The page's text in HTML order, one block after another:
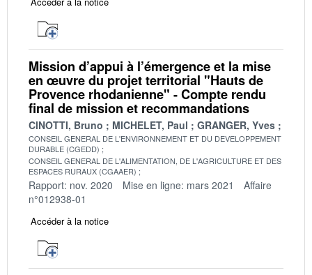
Mission d’appui à l’émergence et la mise
en œuvre du projet territorial "Hauts de
Provence rhodanienne" - Compte rendu
final de mission et recommandations
CINOTTI, Bruno MICHELET, Paul GRANGER, Yves
CONSEIL GENERAL DE L'ENVIRONNEMENT ET DU DEVELOPPEMENT
DURABLE (CGEDD)
CONSEIL GENERAL DE L'ALIMENTATION, DE L'AGRICULTURE ET DES
ESPACES RURAUX (CGAAER)
Rapport: nov. 2020 Mise en ligne: mars 2021
Affaire
n°012938-01
Accéder à la notice